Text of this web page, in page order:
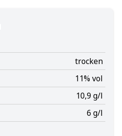
trocken
11% vol
10,9 g/l
6 g/l